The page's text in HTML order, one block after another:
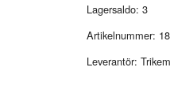
Lagersaldo: 3
Artikelnummer:
Leverantör: Trikem